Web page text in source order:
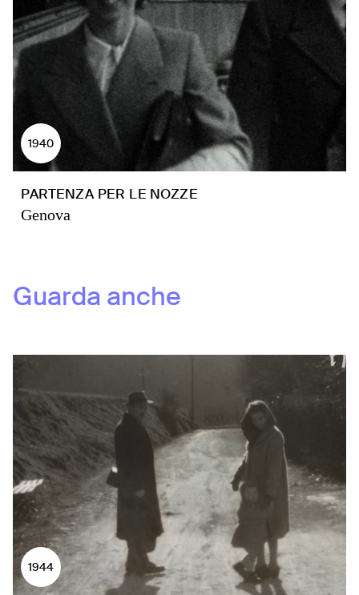
1940
PARTENZA PER LE NOZZE
Genova
Guarda anche
1944